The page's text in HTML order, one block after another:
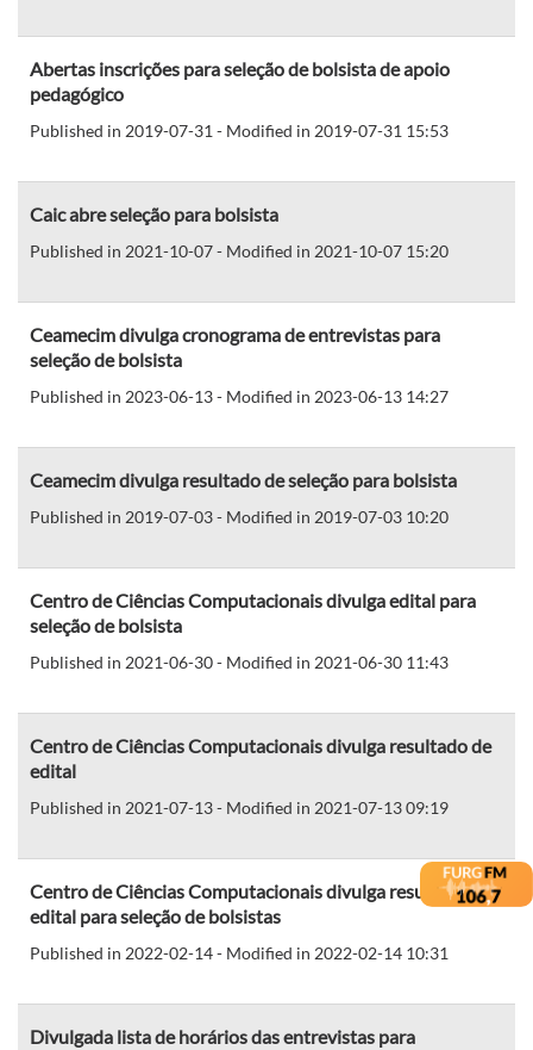
Abertas inscrições para seleção de bolsista de apoio
pedagógico
Published in 2019-07-31 - Modified in 2019-07-31 15:53
Caic abre seleção para bolsista
Published in 2021-10-07 - Modified in 2021-10-07 15:20
Ceamecim divulga cronograma de entrevistas para
seleção de bolsista
Published in 2023-06-13 - Modified in 2023-06-13 14:27
Ceamecim divulga resultado de seleção para bolsista
Published in 2019-07-03 - Modified in 2019-07-03 10:20
Centro de Ciências Computacionais divulga edital para
seleção de bolsista
Published in 2021-06-30 - Modified in 2021-06-30 11:43
Centro de Ciências Computacionais divulga resultado de
edital
Published in 2021-07-13 - Modified in 2021-07-13 09:19
Centro de Ciências Computacionais divulga resultado de
edital para seleção de bolsistas
Published in 2022-02-14 - Modified in 2022-02-14 10:31
Divulgada lista de horários das entrevistas para